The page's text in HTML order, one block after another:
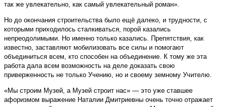
так же увлекательно, как самый увлекательный роман».
Но до окончания строительства было ещё далеко, и трудности, с
которыми приходилось сталкиваться, порой казались
непреодолимыми. Но именно только казались. Препятствия, как
известно, заставляют мобилизовать все силы и помогают
объединиться всем, кто способен на объединение. К тому же эта
работа дала всем возможность на деле доказать свою
приверженность не только Учению, но и своему земному Учителю.
«Мы строим Музей, а Музей строит нас» — это уже ставшее
афоризмом выражение Наталии Дмитриевны очень точно отражает